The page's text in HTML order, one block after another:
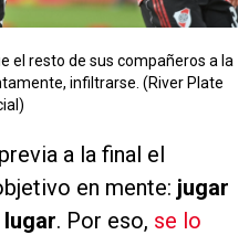
el resto de sus compañeros a la
infiltrarse. (River Plate
a la final el
en mente: jugar
. Por eso, se lo